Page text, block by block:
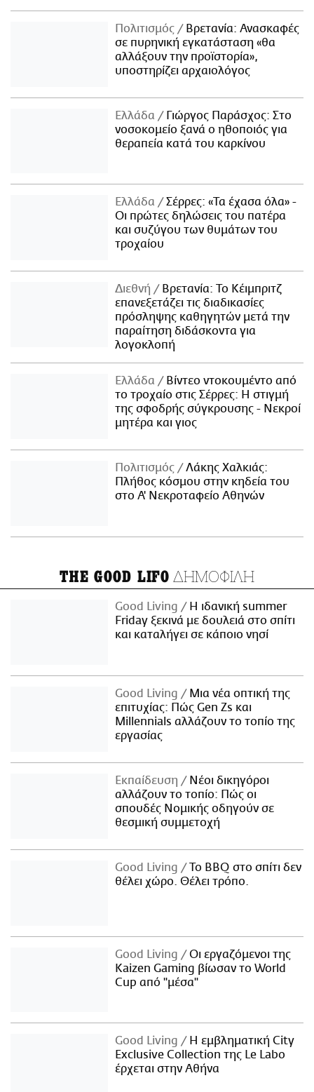
Πολιτισμός
Βρετανία: Ανασκαφές
σε πυρηνική εγκατάσταση «θα
αλλάξουν την προϊστορία»,
υποστηρίζει αρχαιολόγος
Ελλάδα
Γιώργος Παράσχος: Στο
νοσοκομείο ξανά ο ηθοποιός για
θεραπεία κατά του καρκίνου
Ελλάδα
Σέρρες: «Τα έχασα όλα» -
Οι πρώτες δηλώσεις του πατέρα
και συζύγου των θυμάτων του
τροχαίου
Διεθνή
Βρετανία: Το Κέιμπριτζ
επανεξετάζει τις διαδικασίες
πρόσληψης καθηγητών μετά την
παραίτηση διδάσκοντα για
λογοκλοπή
Ελλάδα
Βίντεο ντοκουμέντο από
το τροχαίο στις Σέρρες: Η στιγμή
της σφοδρής σύγκρουσης - Νεκροί
μητέρα και γιος
Πολιτισμός
Λάκης Χαλκιάς:
Πλήθος κόσμου στην κηδεία του
στο Α' Νεκροταφείο Αθηνών
THE GOOD LIFO ΔΗΜΟΦΙΛΗ
Good Living
Η ιδανική summer
Friday ξεκινά με δουλειά στο σπίτι
και καταλήγει σε κάποιο νησί
Good Living
Μια νέα οπτική της
επιτυχίας: Πώς Gen Zs και
Millennials αλλάζουν το τοπίο της
εργασίας
Εκπαίδευση
Νέοι δικηγόροι
αλλάζουν το τοπίο: Πώς οι
σπουδές Νομικής οδηγούν σε
θεσμική συμμετοχή
Good Living
Το BBQ στο σπίτι δεν
θέλει χώρο. Θέλει τρόπο.
Good Living
Οι εργαζόμενοι της
Kaizen Gaming βίωσαν το World
Cup από "μέσα"
Good Living
Η εμβληματική City
Exclusive Collection της Le Labo
έρχεται στην Αθήνα